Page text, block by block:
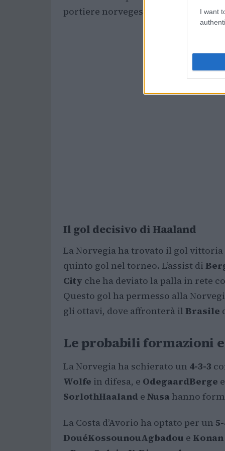
I want
portiere norvegese
Il gol decisivo di Haaland
La Norvegia ha trovato il gol vittoria
quinto gol nel torneo. L’assist di
City che ha deviato la palla in rete
Questo gol ha permesso alla
gli ottavi, dove affronterà il Brasile
Le probabili formazioni
La Norvegia ha schierato un 4-3-3
Wolfe in difesa, e OdegaardBerge e
SorlothHaaland e Nusa hanno
La Costa d’Avorio ha optato per un
DouéKossounouAgbadou e Konan